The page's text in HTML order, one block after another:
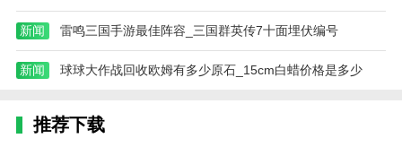
新闻 雷鸣三国手游最佳阵容_三国群英传7十面埋伏编号
新闻 球球大作战回收欧姆有多少原石_15cm白蜡价格是多少
推荐下载